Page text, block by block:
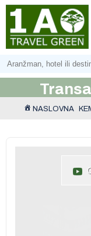
NASLOVNA